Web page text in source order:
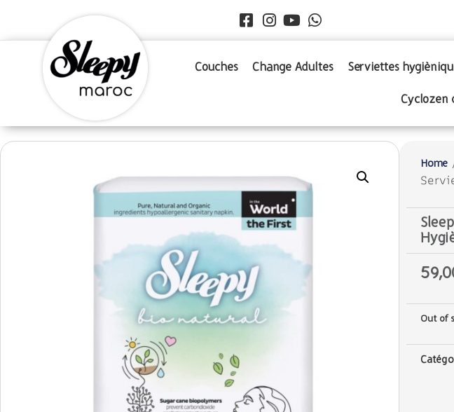
Couches Change Adultes Serviettes
Cyclozen
Home
Out of